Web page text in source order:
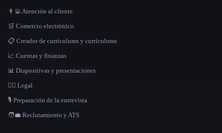
👨‍💻 Atención al cliente
🛒 Comercio electrónico
📋 Creador de currículums y currículums
📈 Cuentas y finanzas
📊 Diapositivas y presentaciones
👩‍⚖️ Legal
🎙️ Preparación de la entrevista
🧑‍💼 Reclutamiento y ATS